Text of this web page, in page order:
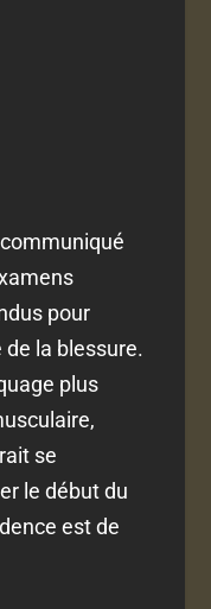
communiqué
pour
la blessure.
plus
se
le début du
est de